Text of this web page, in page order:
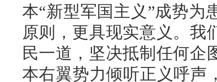
本“新型军国主义”成势为
原则，更具现实意义。我
民一道，坚决抵制任何企
本右翼势力倾听正义呼声